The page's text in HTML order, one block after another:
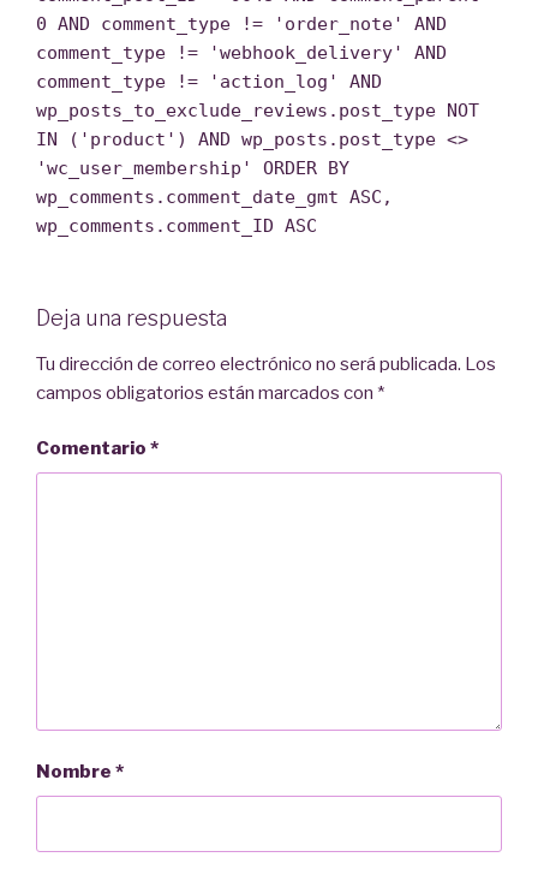
0 AND comment_type != 'order_note' AND
comment_type != 'webhook_delivery' AND
comment_type != 'action_log' AND
wp_posts_to_exclude_reviews.post_type NOT
IN ('product') AND wp_posts.post_type <>
'wc_user_membership' ORDER BY
wp_comments.comment_date_gmt ASC,
wp_comments.comment_ID ASC
Deja una respuesta
Tu dirección de correo electrónico no será publicada. Los
campos obligatorios están marcados con *
Comentario *
Nombre *